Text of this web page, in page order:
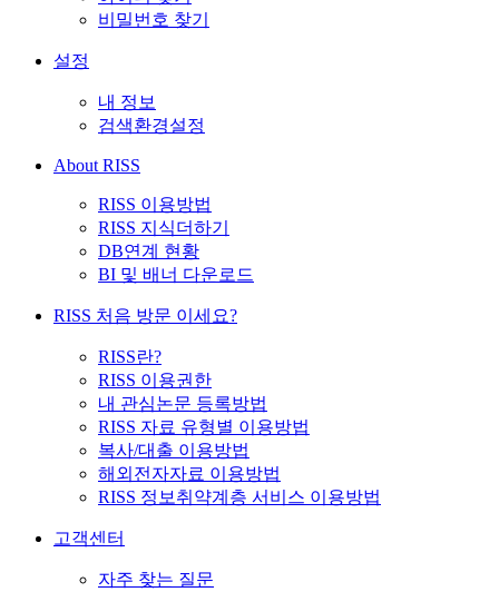
비밀번호 찾기
설정
내 정보
검색환경설정
About RISS
RISS 이용방법
RISS 지식더하기
DB연계 현황
BI 및 배너 다운로드
RISS 처음 방문 이세요?
RISS란?
RISS 이용권한
내 관심논문 등록방법
RISS 자료 유형별 이용방법
복사/대출 이용방법
해외전자자료 이용방법
RISS 정보취약계층 서비스 이용방법
고객센터
자주 찾는 질문